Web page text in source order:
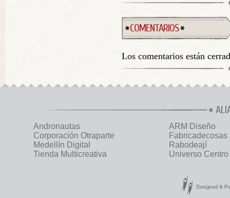
COMENTARIOS
Los comentarios están
Andronautas
ARM Diseño
Corporación Otraparte
Fabricadecosas
Medellín Digital
Rabodeají
Tienda Multicreativa
Universo Centro